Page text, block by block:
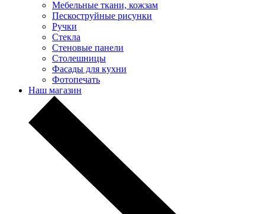
Мебельные ткани, кожзам
Пескоструйные рисунки
Ручки
Стекла
Стеновые панели
Столешницы
Фасады для кухни
Фотопечать
Наш магазин